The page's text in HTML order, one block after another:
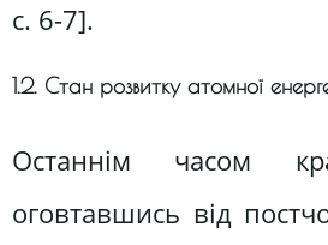
c. 6-7].
1.2. Стан розвитку атомної
Останнім часом
оговтавшись від